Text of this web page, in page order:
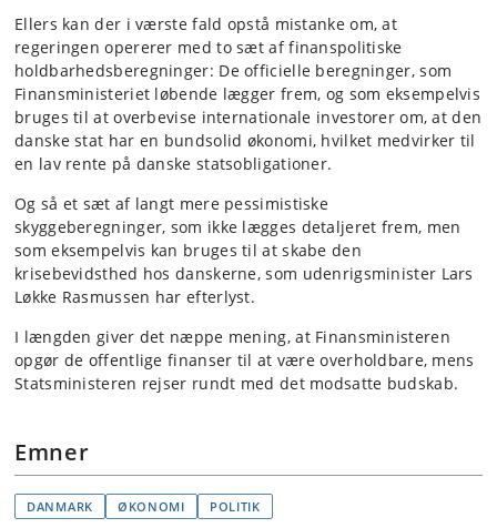
Ellers kan der i værste fald opstå mistanke om, at
regeringen opererer med to sæt af finanspolitiske
holdbarhedsberegninger: De officielle beregninger, som
Finansministeriet løbende lægger frem, og som eksempelvis
bruges til at overbevise internationale investorer om, at den
danske stat har en bundsolid økonomi, hvilket medvirker til
en lav rente på danske statsobligationer.
Og så et sæt af langt mere pessimistiske
skyggeberegninger, som ikke lægges detaljeret frem, men
som eksempelvis kan bruges til at skabe den
krisebevidsthed hos danskerne, som udenrigsminister Lars
Løkke Rasmussen har efterlyst.
I længden giver det næppe mening, at Finansministeren
opgør de offentlige finanser til at være overholdbare, mens
Statsministeren rejser rundt med det modsatte budskab.
Emner
DANMARK ØKONOMI POLITIK